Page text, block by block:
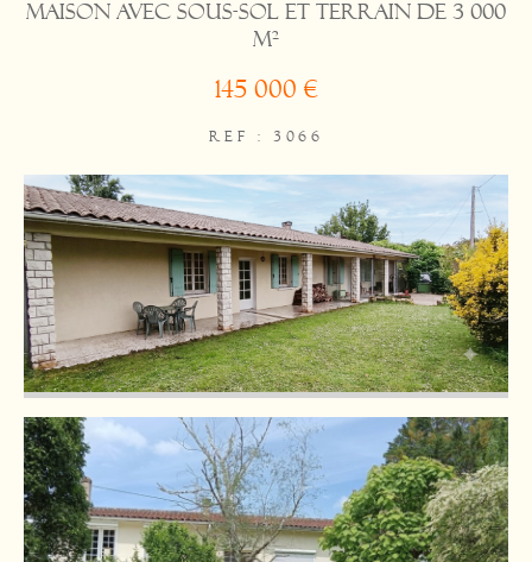
Maison avec sous-sol et terrain de 3 000
m²
145 000 €
REF : 3066